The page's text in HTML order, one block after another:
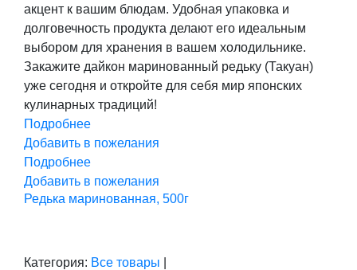
акцент к вашим блюдам. Удобная упаковка и
долговечность продукта делают его идеальным
выбором для хранения в вашем холодильнике.
Закажите дайкон маринованный редьку (Такуан)
уже сегодня и откройте для себя мир японских
кулинарных традиций!
Подробнее
Добавить в пожелания
Подробнее
Добавить в пожелания
Редька маринованная, 500г
Категория: Все товары